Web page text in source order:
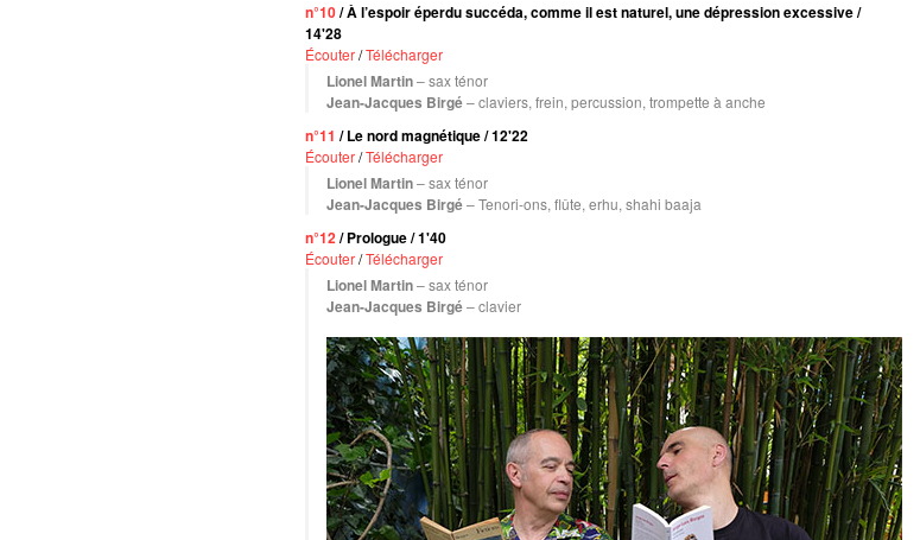
n°10/ À l’espoir éperdu succéda, comme il est naturel, une dépression excessive /
14'28
Écouter/Télécharger
Lionel Martin– sax ténor
Jean-Jacques Birgé– claviers, frein, percussion, trompette à anche
n°11 / Le nord magnétique / 12'22
Écouter/Télécharger
Lionel Martin– sax ténor
Jean-Jacques Birgé– Tenori-ons, flûte, erhu, shahi baaja
n°12/ Prologue / 1'40
Écouter/Télécharger
Lionel Martin– sax ténor
Jean-Jacques Birgé– clavier